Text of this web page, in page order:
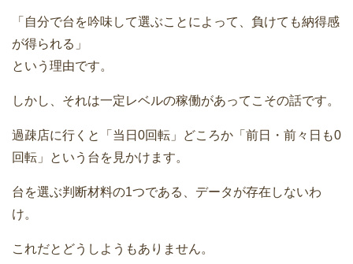
「自分で台を吟味して選ぶことによって、負けても納得感
が得られる」
という理由です。
しかし、それは一定レベルの稼働があってこその話です。
過疎店に行くと「当日0回転」どころか「前日・前々日も0
回転」という台を見かけます。
台を選ぶ判断材料の1つである、データが存在しないわ
け。
これだとどうしようもありません。